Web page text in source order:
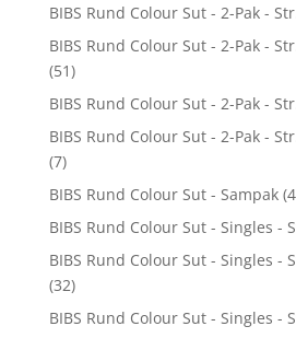
BIBS Rund Colour Sut - 2-Pak -
BIBS Rund Colour Sut - 2-Pak -
(51)
BIBS Rund Colour Sut - 2-Pak -
BIBS Rund Colour Sut - 2-Pak -
(7)
BIBS Rund Colour Sut - Sampak
BIBS Rund Colour Sut - Singles -
BIBS Rund Colour Sut - Singles -
(32)
BIBS Rund Colour Sut - Singles -